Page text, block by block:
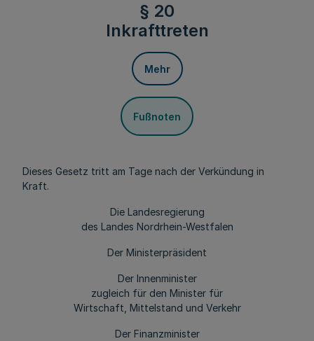
§ 20
Inkrafttreten
Mehr
Fußnoten
Dieses Gesetz tritt am Tage nach der Verkündung in
Kraft.
Die Landesregierung
des Landes Nordrhein-Westfalen
Der Ministerpräsident
Der Innenminister
zugleich für den Minister für
Wirtschaft, Mittelstand und Verkehr
Der Finanzminister